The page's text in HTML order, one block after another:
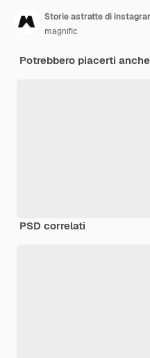
Storie astratte di
magnific
Potrebbero piacerti
PSD correlati